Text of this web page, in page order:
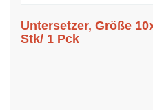
Untersetzer, Größe
Stk/ 1 Pck